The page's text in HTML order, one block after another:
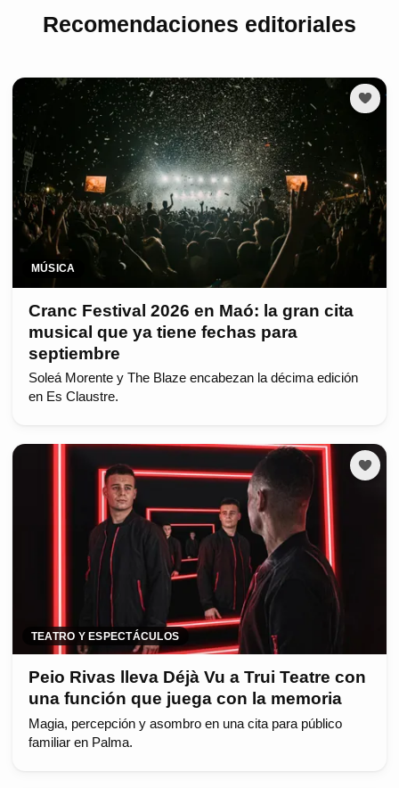
Recomendaciones editoriales
MÚSICA
Cranc Festival 2026 en Maó: la gran cita
musical que ya tiene fechas para
septiembre
Soleá Morente y The Blaze encabezan la décima edición
en Es Claustre.
TEATRO Y ESPECTÁCULOS
Peio Rivas lleva Déjà Vu a Trui Teatre con
una función que juega con la memoria
Magia, percepción y asombro en una cita para público
familiar en Palma.